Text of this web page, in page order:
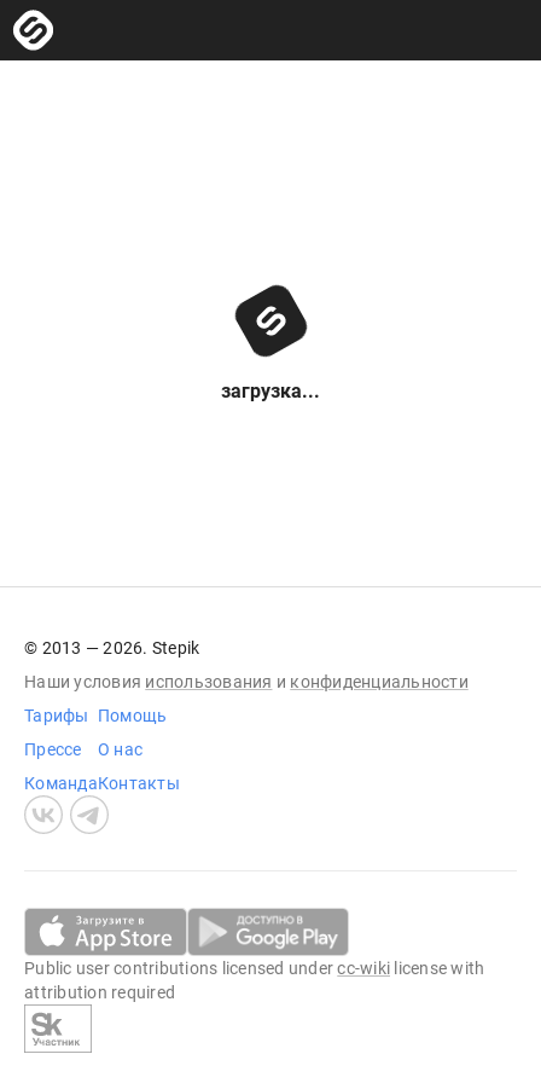
загрузка...
© 2013 — 2026. Stepik
Наши условия использования и конфиденциальности
Тарифы
Прессе
Команда
Помощь
О нас
Контакты
Public user contributions licensed undercc-wiki license with
attribution required